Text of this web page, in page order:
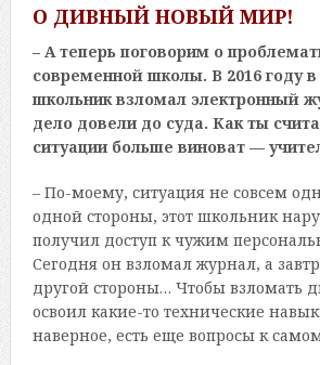
О ДИВНЫЙ НОВЫЙ МИР!
– А теперь поговорим о
современной школы. В 2016 году
школьник взломал электронный
дело довели до суда. Как ты
ситуации больше виноват —
– По-моему, ситуация не совсем
одной стороны, этот школьник
получил доступ к чужим
Сегодня он взломал журнал, а
другой стороны… Чтобы взломать
освоил какие-то технические
наверное, есть еще вопросы к